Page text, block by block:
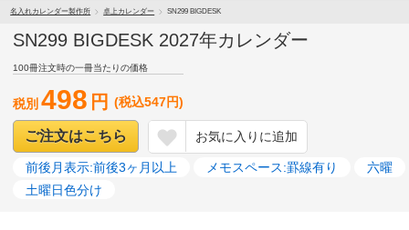
名入れカレンダー製作所 卓上カレンダー SN299 BIGDESK
SN299 BIGDESK 2027年カレンダー
100冊注文時の一冊当たりの価格
税別498 円 (税込547円)
ご注文はこちら お気に入りに追加
前後月表示:前後3ヶ月以上 メモスペース:罫線有り
六曜
土曜日色分け